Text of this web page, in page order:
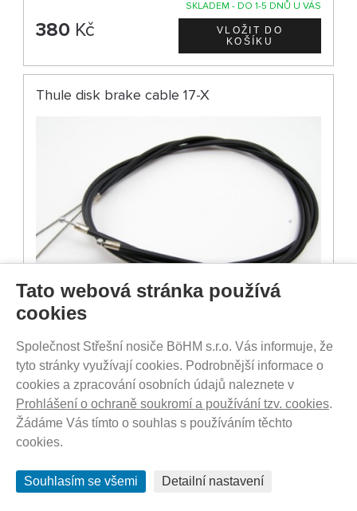
SKLADEM - DO 1-5 DNŮ U VÁS
380 Kč
Thule disk brake cable 17-X
DO 3-7 DNŮ U VÁS
380Kč
Thule Reflector Set 19-X 40105397
Tato webová stránka používá
cookies
Společnost Střešní nosiče BöHM s.r.o. Vás informuje, že
tyto stránky využívají cookies. Podrobnější informace o
cookies a zpracování osobních údajů naleznete v
Prohlášení o ochraně soukromí a používání tzv. cookies.
Žádáme Vás tímto o souhlas s používáním těchto
cookies.
Souhlasím se všemi Detailní nastavení